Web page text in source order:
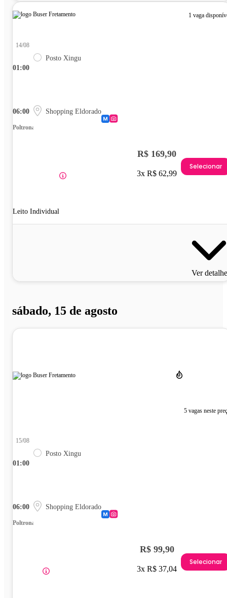
1 vaga
01:00
14/08
Posto Xingu
06:00 Shopping Eldorado
Poltrona
Leito Individual
R$ 169,90
3x R$ 62,99
Selecionar
Ver
sábado, 15 de agosto
5 vagas neste
01:00
15/08
Posto Xingu
06:00 Shopping Eldorado
Poltrona
R$ 99,90
3x R$ 37,04
Selecionar